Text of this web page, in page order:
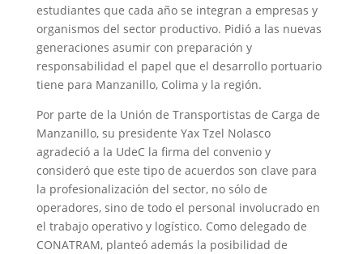
estudiantes que cada año se integran a empresas y
organismos del sector productivo. Pidió a las nuevas
generaciones asumir con preparación y
responsabilidad el papel que el desarrollo portuario
tiene para Manzanillo, Colima y la región.
Por parte de la Unión de Transportistas de Carga de
Manzanillo, su presidente Yax Tzel Nolasco
agradeció a la UdeC la firma del convenio y
consideró que este tipo de acuerdos son clave para
la profesionalización del sector, no sólo de
operadores, sino de todo el personal involucrado en
el trabajo operativo y logístico. Como delegado de
CONATRAM, planteó además la posibilidad de